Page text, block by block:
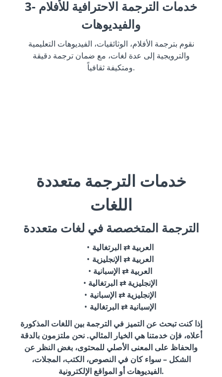
3- خدمات الترجمة الاحترافية للأفلام
والفيديوهات
نقوم بترجمة الأفلام، الوثائقيات، الفيديوهات التعليمية
والترويجية إلى عدة لغات، مع ضمان ترجمة دقيقة
ومتكيفة ثقافياً.
خدمات الترجمة متعددة
اللغات
الترجمة المتخصصة في لغات متعددة
العربية ⇄ البرتغالية
العربية ⇄ الإنجليزية
العربية ⇄ الإسبانية
الإنجليزية ⇄ البرتغالية
الإنجليزية ⇄ الإسبانية
الإسبانية ⇄ البرتغالية
إذا كنت تبحث عن التميز في الترجمة بين اللغات المذكورة
أعلاه، فإن خدمتنا هي الخيار المثالي. نحن ملتزمون بالدقة
والحفاظ على المعنى الأصلي للمحتوى، بغض النظر عن
الشكل – سواء كان في النصوص، الكتب، المجلات،
الفيديوهات أو المواقع الإلكترونية.